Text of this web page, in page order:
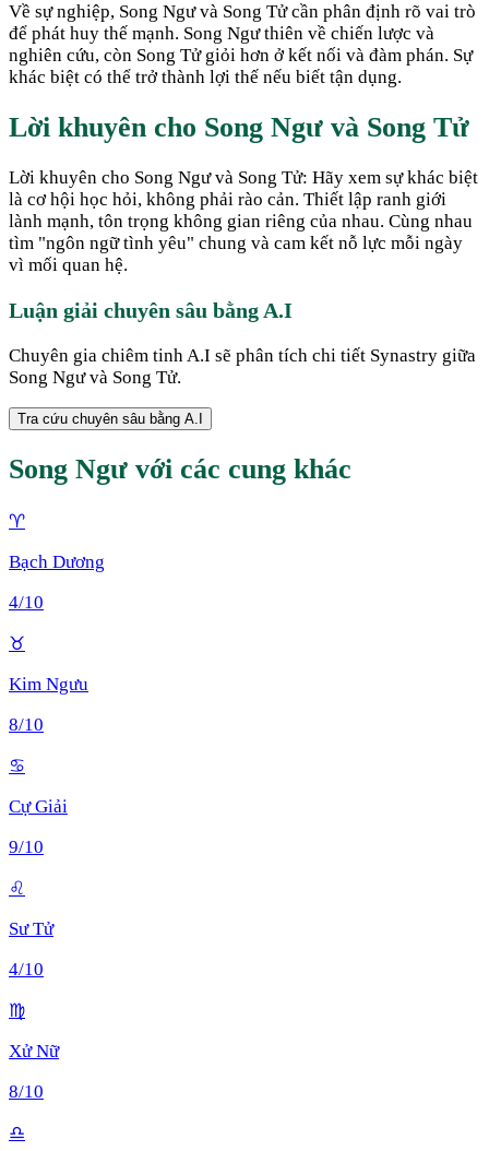
Về sự nghiệp, Song Ngư và Song Tử cần phân định rõ vai trò
để phát huy thế mạnh. Song Ngư thiên về chiến lược và
nghiên cứu, còn Song Tử giỏi hơn ở kết nối và đàm phán. Sự
khác biệt có thể trở thành lợi thế nếu biết tận dụng.
Lời khuyên cho Song Ngư và Song Tử
Lời khuyên cho Song Ngư và Song Tử: Hãy xem sự khác biệt
là cơ hội học hỏi, không phải rào cản. Thiết lập ranh giới
lành mạnh, tôn trọng không gian riêng của nhau. Cùng nhau
tìm "ngôn ngữ tình yêu" chung và cam kết nỗ lực mỗi ngày
vì mối quan hệ.
Luận giải chuyên sâu bằng A.I
Chuyên gia chiêm tinh A.I sẽ phân tích chi tiết Synastry giữa
Song Ngưvà Song Tử.
Tra cứu chuyên sâu bằng A.I
Song Ngư với các cung khác
♈
Bạch Dương
4/10
♉
Kim Ngưu
8/10
♋
Cự Giải
9/10
♌
Sư Tử
4/10
♍
Xử Nữ
8/10
♎